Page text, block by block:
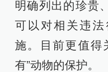
明确列出的珍贵
可以对相关违
施。目前更值得
有”动物的保护。